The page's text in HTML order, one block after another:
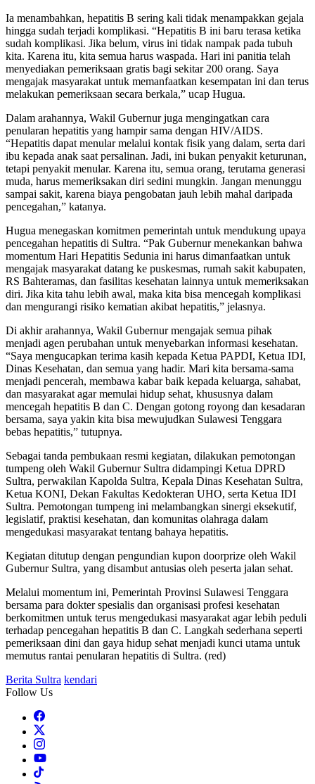
Ia menambahkan, hepatitis B sering kali tidak menampakkan gejala
hingga sudah terjadi komplikasi. “Hepatitis B ini baru terasa ketika
sudah komplikasi. Jika belum, virus ini tidak nampak pada tubuh
kita. Karena itu, kita semua harus waspada. Hari ini panitia telah
menyediakan pemeriksaan gratis bagi sekitar 200 orang. Saya
mengajak masyarakat untuk memanfaatkan kesempatan ini dan terus
melakukan pemeriksaan secara berkala,” ucap Hugua.
Dalam arahannya, Wakil Gubernur juga mengingatkan cara
penularan hepatitis yang hampir sama dengan HIV/AIDS.
“Hepatitis dapat menular melalui kontak fisik yang dalam, serta dari
ibu kepada anak saat persalinan. Jadi, ini bukan penyakit keturunan,
tetapi penyakit menular. Karena itu, semua orang, terutama generasi
muda, harus memeriksakan diri sedini mungkin. Jangan menunggu
sampai sakit, karena biaya pengobatan jauh lebih mahal daripada
pencegahan,” katanya.
Hugua menegaskan komitmen pemerintah untuk mendukung upaya
pencegahan hepatitis di Sultra. “Pak Gubernur menekankan bahwa
momentum Hari Hepatitis Sedunia ini harus dimanfaatkan untuk
mengajak masyarakat datang ke puskesmas, rumah sakit kabupaten,
RS Bahteramas, dan fasilitas kesehatan lainnya untuk memeriksakan
diri. Jika kita tahu lebih awal, maka kita bisa mencegah komplikasi
dan mengurangi risiko kematian akibat hepatitis,” jelasnya.
Di akhir arahannya, Wakil Gubernur mengajak semua pihak
menjadi agen perubahan untuk menyebarkan informasi kesehatan.
“Saya mengucapkan terima kasih kepada Ketua PAPDI, Ketua IDI,
Dinas Kesehatan, dan semua yang hadir. Mari kita bersama-sama
menjadi pencerah, membawa kabar baik kepada keluarga, sahabat,
dan masyarakat agar memulai hidup sehat, khususnya dalam
mencegah hepatitis B dan C. Dengan gotong royong dan kesadaran
bersama, saya yakin kita bisa mewujudkan Sulawesi Tenggara
bebas hepatitis,” tutupnya.
Sebagai tanda pembukaan resmi kegiatan, dilakukan pemotongan
tumpeng oleh Wakil Gubernur Sultra didampingi Ketua DPRD
Sultra, perwakilan Kapolda Sultra, Kepala Dinas Kesehatan Sultra,
Ketua KONI, Dekan Fakultas Kedokteran UHO, serta Ketua IDI
Sultra. Pemotongan tumpeng ini melambangkan sinergi eksekutif,
legislatif, praktisi kesehatan, dan komunitas olahraga dalam
mengedukasi masyarakat tentang bahaya hepatitis.
Kegiatan ditutup dengan pengundian kupon doorprize oleh Wakil
Gubernur Sultra, yang disambut antusias oleh peserta jalan sehat.
Melalui momentum ini, Pemerintah Provinsi Sulawesi Tenggara
bersama para dokter spesialis dan organisasi profesi kesehatan
berkomitmen untuk terus mengedukasi masyarakat agar lebih peduli
terhadap pencegahan hepatitis B dan C. Langkah sederhana seperti
pemeriksaan dini dan gaya hidup sehat menjadi kunci utama untuk
memutus rantai penularan hepatitis di Sultra. (red)
Berita Sultra kendari
Follow Us